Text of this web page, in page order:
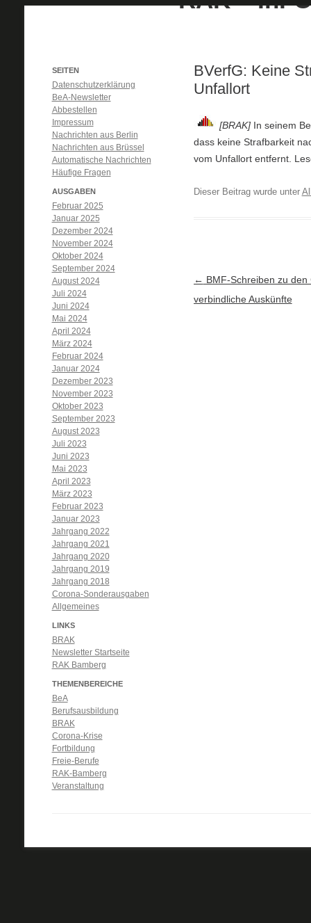
BVerfG: Keine
Unfallort
[BRAK] In seinem
dass keine Strafbarkeit
vom Unfallort entfernt.
Dieser Beitrag wurde unter
Artikel-Navigation
← BMF-Schreiben zu
verbindliche Auskünfte
SEITEN
Datenschutzerklärung
BeA-Newsletter
Abbestellen
Impressum
Nachrichten aus Berlin
Nachrichten aus Brüssel
Automatische Nachrichten
Häufige Fragen
AUSGABEN
Februar 2025
Januar 2025
Dezember 2024
November 2024
Oktober 2024
September 2024
August 2024
Juli 2024
Juni 2024
Mai 2024
April 2024
März 2024
Februar 2024
Januar 2024
Dezember 2023
November 2023
Oktober 2023
September 2023
August 2023
Juli 2023
Juni 2023
Mai 2023
April 2023
März 2023
Februar 2023
Januar 2023
Jahrgang 2022
Jahrgang 2021
Jahrgang 2020
Jahrgang 2019
Jahrgang 2018
Corona-Sonderausgaben
Allgemeines
LINKS
BRAK
Newsletter Startseite
RAK Bamberg
THEMENBEREICHE
BeA
Berufsausbildung
BRAK
Corona-Krise
Fortbildung
Freie-Berufe
RAK-Bamberg
Veranstaltung